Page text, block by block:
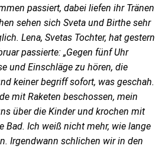
passiert, dabei liefen ihr Tränen
sehen sich Sveta und Birthe sehr
Lena, Svetas Tochter, hat gestern
passierte: „Gegen fünf Uhr
und Einschläge zu hören, die
keiner begriff sofort, was geschah.
mit Raketen beschossen, mein
über die Kinder und krochen mit
Bad. Ich weiß nicht mehr, wie lange
Irgendwann schlichen wir in den